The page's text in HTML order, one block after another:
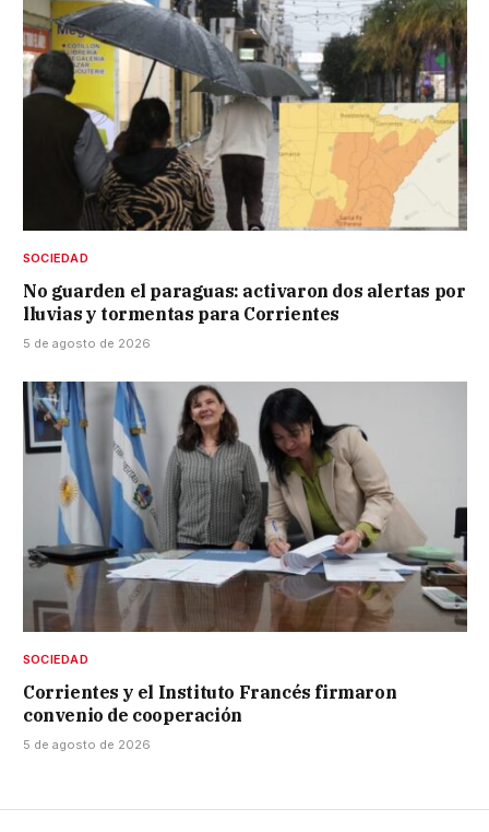
SOCIEDAD
No guarden el paraguas: activaron dos alertas por
lluvias y tormentas para Corrientes
5 de agosto de 2026
SOCIEDAD
Corrientes y el Instituto Francés firmaron
convenio de cooperación
5 de agosto de 2026